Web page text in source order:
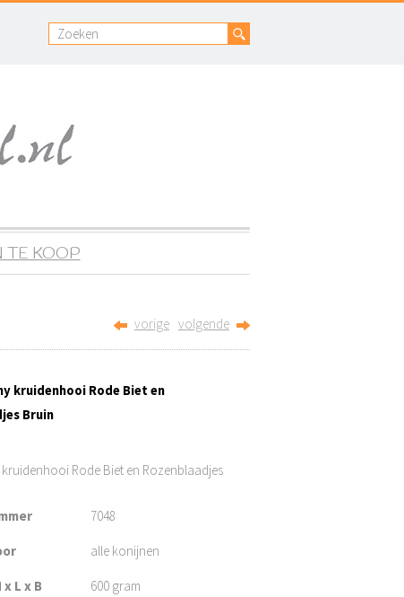
TE KOOP
vorige volgende
kruidenhooi Rode Biet en
Bruin
kruidenhooi Rode Biet en Rozenblaadjes
7048
alle konijnen
L x B 600 gram